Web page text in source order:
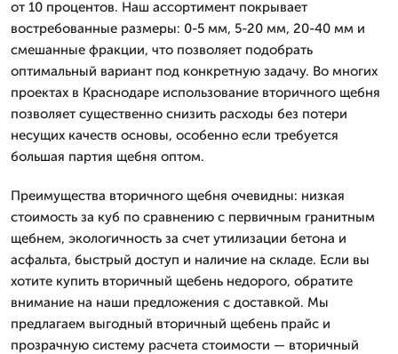
от 10 процентов. Наш ассортимент покрывает
востребованные размеры: 0-5 мм, 5-20 мм, 20-40 мм и
смешанные фракции, что позволяет подобрать
оптимальный вариант под конкретную задачу. Во многих
проектах в Краснодаре использование вторичного щебня
позволяет существенно снизить расходы без потери
несущих качеств основы, особенно если требуется
большая партия щебня оптом.
Преимущества вторичного щебня очевидны: низкая
стоимость за куб по сравнению с первичным гранитным
щебнем, экологичность за счет утилизации бетона и
асфальта, быстрый доступ и наличие на складе. Если вы
хотите купить вторичный щебень недорого, обратите
внимание на наши предложения с доставкой. Мы
предлагаем выгодный вторичный щебень прайс и
прозрачную систему расчета стоимости — вторичный